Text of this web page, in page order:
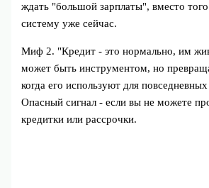
ждать "большой зарплаты", вместо
систему уже сейчас.
Миф 2. "Кредит - это нормально, им
может быть инструментом, но
когда его используют для
Опасный сигнал - если вы не можете
кредитки или рассрочки.